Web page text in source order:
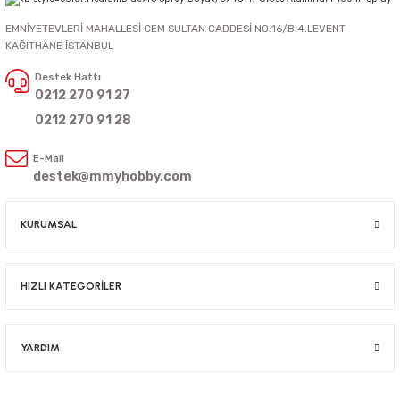
EMNİYETEVLERİ MAHALLESİ CEM SULTAN CADDESİ NO:16/B 4.LEVENT
KAĞITHANE İSTANBUL
Destek Hattı
0212 270 91 27
0212 270 91 28
E-Mail
destek@mmyhobby.com
KURUMSAL
HIZLI KATEGORİLER
YARDIM